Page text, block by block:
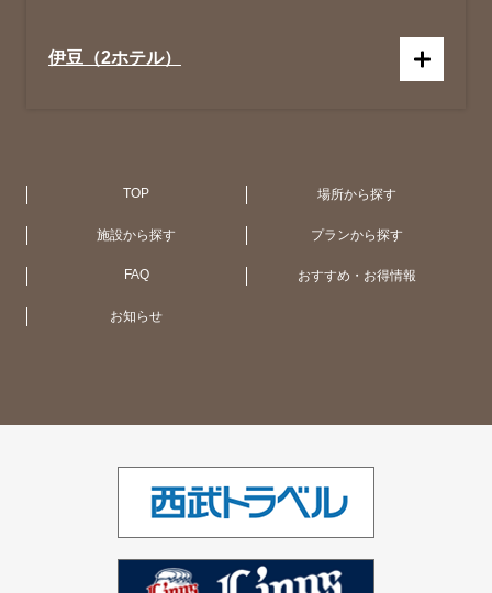
伊豆（2ホテル）
大阪（1ホテル）
函館・大沼（1ホテル）
オーストラリア（11ホテル）
ベトナム（1ホテル）
TOP 場所から探す
施設から探す プランから探す
FAQ おすすめ・お得情報
お知らせ